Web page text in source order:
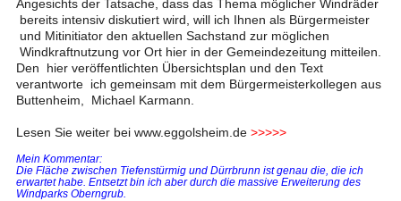
Angesichts der Tatsache, dass das Thema möglicher Windräder
bereits intensiv diskutiert wird, will ich Ihnen als Bürgermeister
und Mitinitiator den aktuellen Sachstand zur möglichen
Windkraftnutzung vor Ort hier in der Gemeindezeitung mitteilen.
Den hier veröffentlichten Übersichtsplan und den Text
verantworte ich gemeinsam mit dem Bürgermeisterkollegen aus
Buttenheim, Michael Karmann.
Lesen Sie weiter bei www.eggolsheim.de >>>>>
Mein Kommentar:
Die Fläche zwischen Tiefenstürmig und Dürrbrunn ist genau die, die ich
erwartet habe. Entsetzt bin ich aber durch die massive Erweiterung des
Windparks Oberngrub.